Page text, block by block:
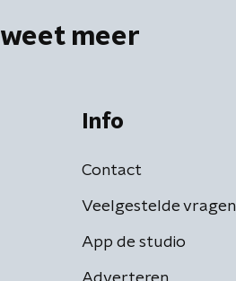
weet meer
Info
Contact
Veelgestelde vragen
App de studio